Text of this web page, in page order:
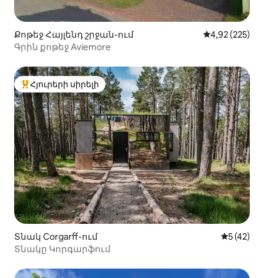
Քոթեջ Հայլենդ շրջան-ում Միջին
4,92 (225)
Գրին քոթեջ Aviemore
Հյուրերի սիրելի լավագույն տները
Հյուրերի սիրելի
Տնակ Corgarff-ում Միջին
5 (42)
Տնակը Կորգարֆում